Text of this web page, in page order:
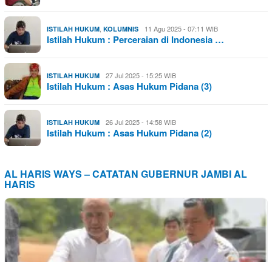
ISTILAH HUKUM KOLUMNIS 11 Agu 2025 - 07:11 WIB
Istilah Hukum : Perceraian di Indonesia …
ISTILAH HUKUM 27 Jul 2025 - 15:25 WIB
Istilah Hukum : Asas Hukum Pidana (3)
ISTILAH HUKUM 26 Jul 2025 - 14:58 WIB
Istilah Hukum : Asas Hukum Pidana (2)
AL HARIS WAYS – CATATAN GUBERNUR JAMBI AL
HARIS